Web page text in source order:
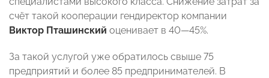
счёт такой кооперации гендиректор компании
Виктор Пташинский оценивает в 40—45%.
За такой услугой уже обратилось свыше 75
предприятий и более 85 предпринимателей. В